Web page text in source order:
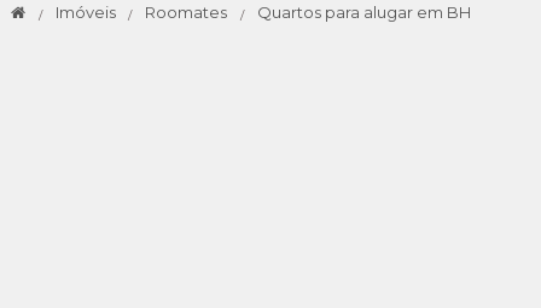
Imóveis Roomates Quartos para alugar em BH